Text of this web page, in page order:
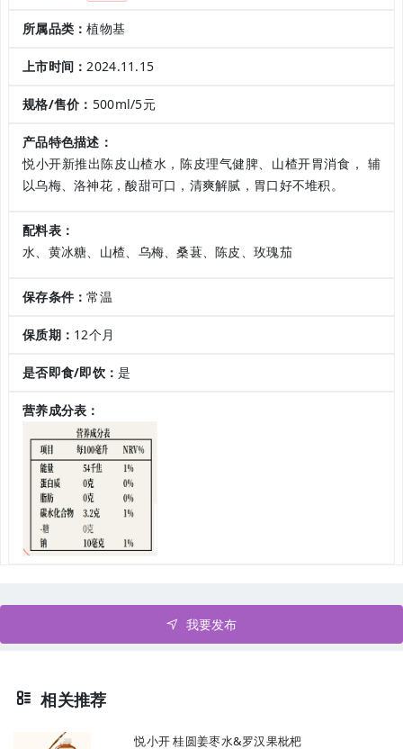
所属品类：植物基
上市时间：2024.11.15
规格/售价： 500ml/5元
产品特色描述：
悦小开新推出陈皮山楂水，陈皮理气健脾、山楂开胃消食， 辅
以乌梅、洛神花，酸甜可口，清爽解腻，胃口好不堆积。
配料表：
水、黄冰糖、山楂、乌梅、桑葚、陈皮、玫瑰茄
保存条件：常温
保质期： 12个月
是否即食/即饮：是
营养成分表：
我要发布
相关推荐
悦小开 桂圆姜枣水&罗汉果枇杷